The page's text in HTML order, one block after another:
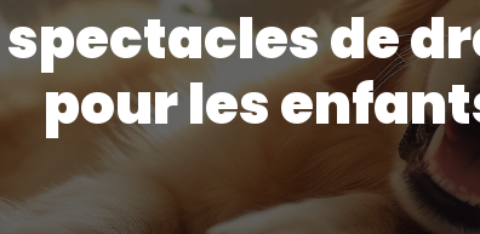
de
pour les